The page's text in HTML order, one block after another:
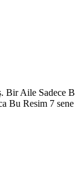
Bir Aile
Bu Resim 7